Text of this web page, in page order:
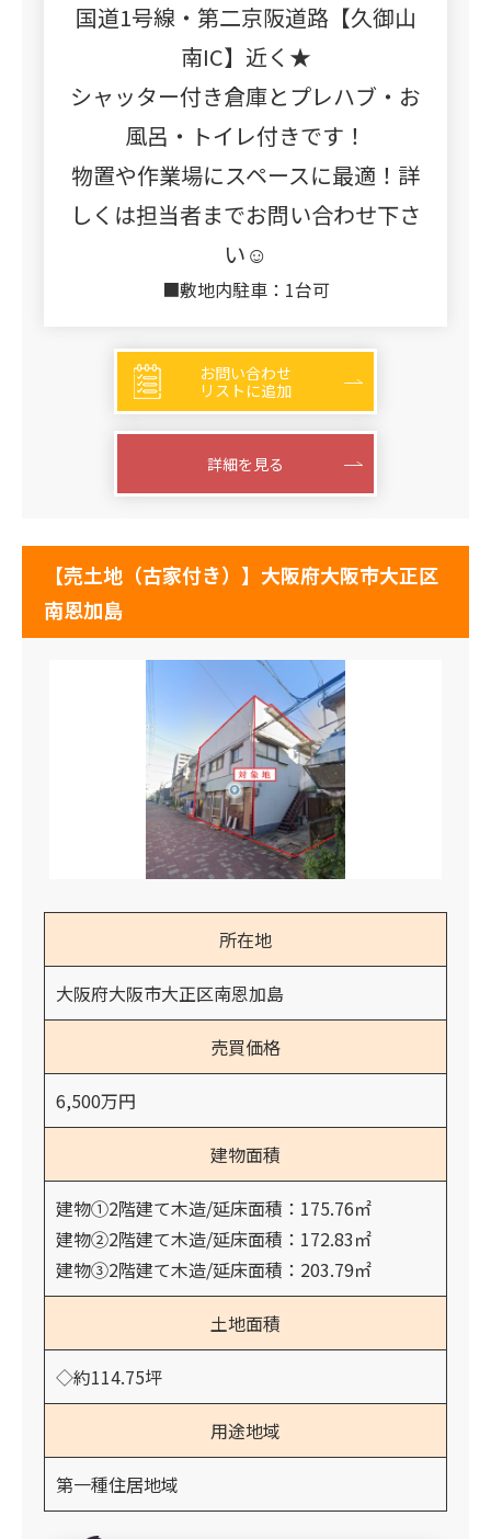
国道1号線・第二京阪道路【久御山
南IC】近く★
シャッター付き倉庫とプレハブ・お
風呂・トイレ付きです！
物置や作業場にスペースに最適！詳
しくは担当者までお問い合わせ下さ
い☺
■敷地内駐車：1台可
お問い合わせ
リストに追加
詳細を見る
【売土地（古家付き）】大阪府大阪市大正区
南恩加島
所在地
大阪府大阪市大正区南恩加島
売買価格
6,500万円
建物面積
建物①2階建て木造/延床面積：175.76㎡
建物②2階建て木造/延床面積：172.83㎡
建物③2階建て木造/延床面積：203.79㎡
土地面積
◇約114.75坪
用途地域
第一種住居地域